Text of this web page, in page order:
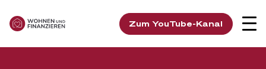
Zum YouTube-Kanal